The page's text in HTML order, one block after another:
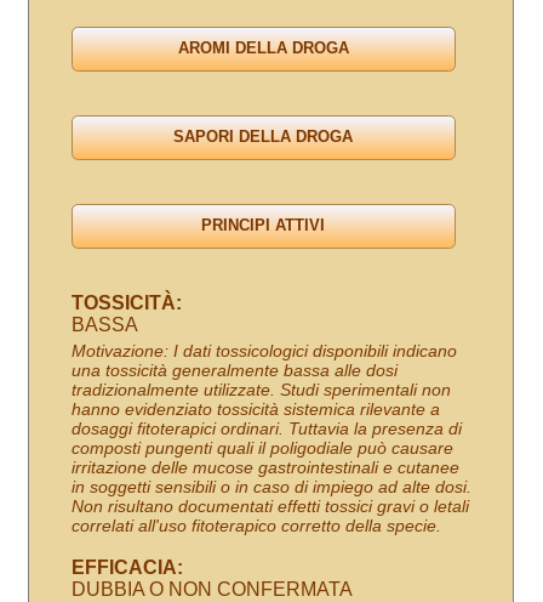
TOSSICITÀ:
BASSA
Motivazione: I dati tossicologici disponibili indicano
una tossicità generalmente bassa alle dosi
tradizionalmente utilizzate. Studi sperimentali non
hanno evidenziato tossicità sistemica rilevante a
dosaggi fitoterapici ordinari. Tuttavia la presenza di
composti pungenti quali il poligodiale può causare
irritazione delle mucose gastrointestinali e cutanee
in soggetti sensibili o in caso di impiego ad alte dosi.
Non risultano documentati effetti tossici gravi o letali
correlati all'uso fitoterapico corretto della specie.
EFFICACIA:
DUBBIA O NON CONFERMATA